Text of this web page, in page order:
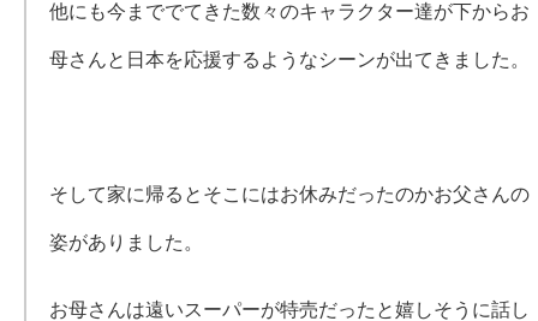
他にも今まででてきた数々のキャラクター達が下からお
母さんと日本を応援するようなシーンが出てきました。
そして家に帰るとそこにはお休みだったのかお父さんの
姿がありました。
お母さんは遠いスーパーが特売だったと嬉しそうに話し